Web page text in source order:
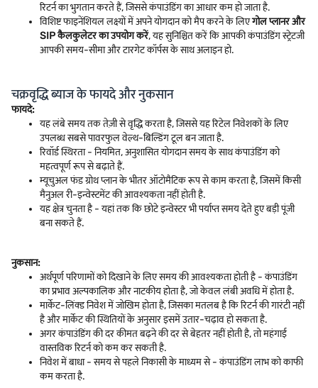
रिटर्न का भुगतान करते हैं, जिससे कंपाउंडिंग का आधार कम हो जाता है.
विशिष्ट फाइनेंशियल लक्ष्यों में अपने योगदान को मैप करने के लिएगोल प्लानर और
SIP कैलकुलेटर का उपयोग करें, यह सुनिश्चित करें कि आपकी कंपाउंडिंग स्ट्रेटजी
आपकी समय-सीमा और टारगेट कॉर्पस के साथ अलाइन हो.
चक्रवृद्धि ब्याज के फायदे और नुकसान
फायदे:
यह लंबे समय तक तेज़ी से वृद्धि करता है, जिससे यह रिटेल निवेशकों के लिए
उपलब्ध सबसे पावरफुल वेल्थ-बिल्डिंग टूल बन जाता है.
रिवॉर्ड स्थिरता - नियमित, अनुशासित योगदान समय के साथ कंपाउंडिंग को
महत्वपूर्ण रूप से बढ़ाते हैं.
म्यूचुअल फंड ग्रोथ प्लान के भीतर ऑटोमैटिक रूप से काम करता है, जिसमें किसी
मैनुअल री-इन्वेस्टमेंट की आवश्यकता नहीं होती है.
यह क्षेत्र चुनता है - यहां तक कि छोटे इन्वेस्टर भी पर्याप्त समय देते हुए बड़ी पूंजी
बना सकते हैं.
नुकसान:
अर्थपूर्ण परिणामों को दिखाने के लिए समय की आवश्यकता होती है - कंपाउंडिंग
का प्रभाव अल्पकालिक और नाटकीय होता है, जो केवल लंबी अवधि में होता है.
मार्केट-लिंक्ड निवेश में जोखिम होता है, जिसका मतलब है कि रिटर्न की गारंटी नहीं
है और मार्केट की स्थितियों के अनुसार इसमें उतार-चढ़ाव हो सकता है.
अगर कंपाउंडिंग की दर कीमत बढ़ने की दर से बेहतर नहीं होती है, तो महंगाई
वास्तविक रिटर्न को कम कर सकती है.
निवेश में बाधा - समय से पहले निकासी के माध्यम से - कंपाउंडिंग लाभ को काफी
कम करता है.